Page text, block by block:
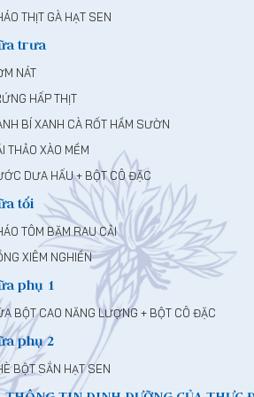
THỊT GÀ HẠT SEN
trưa
NÁT
HẤP THỊT
BÍ XANH CÀ RỐT HẦM SƯỜN
THẢO XÀO MỀM
DƯA HẤU + BỘT CÔ ĐẶC
tối
TÔM BĂM RAU CẢI
XIÊM NGHIỀN
phụ 1
BỘT CAO NĂNG LƯỢNG + BỘT CÔ ĐẶC
phụ 2
BỘT SẮN HẠT SEN